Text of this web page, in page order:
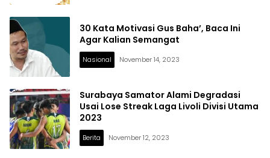
30 Kata Motivasi Gus Baha’, Baca Ini
Agar Kalian Semangat
Nasional November 14, 2023
Surabaya Samator Alami Degradasi
Usai Lose Streak Laga Livoli Divisi Utama
2023
Berita November 12, 2023